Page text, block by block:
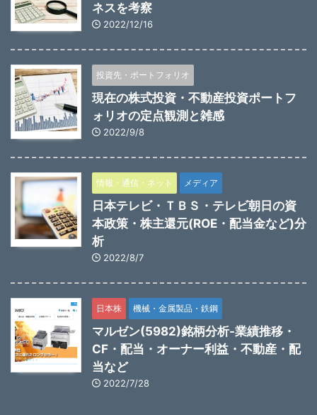
ネスを考察
2022/12/16
投資先・ポートフォリオ
現在の株式投資・不動産投資ポートフ
ォリオの定点観測と雑感
2022/9/8
情報・通信・ネット メディア
日本テレビ・ＴＢＳ・テレビ朝日の資
本政策・株主還元(ROE・配当金など)分
析
2022/8/7
日本株 機械・金属製品・鉄鋼
マルゼン(5982)銘柄分析-業績推移・
CF・配当・オーナー利益・不動産・配
当など
2022/7/28